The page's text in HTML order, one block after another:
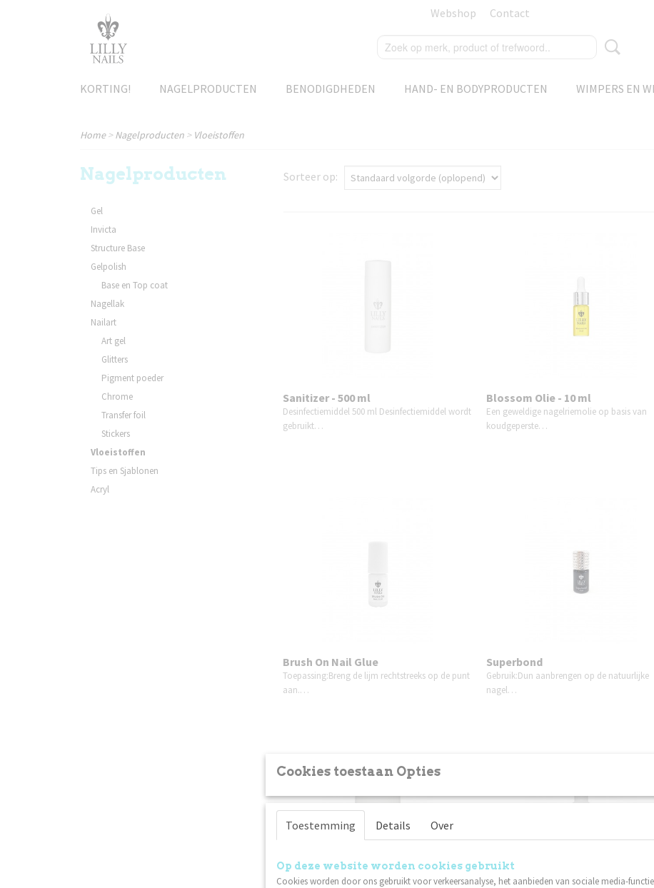
Webshop Contact
KORTING! NAGELPRODUCTEN BENODIGDHEDEN HAND- EN BODYPRODUCTEN WIMPERS EN
Home>Nagelproducten > Vloeistoffen
Nagelproducten
Gel
Invicta
Structure Base
Gelpolish
Base en Top coat
Nagellak
Nailart
Art gel
Glitters
Pigment poeder
Chrome
Transfer foil
Stickers
Vloeistoffen
Tips en Sjablonen
Acryl
Sorteer op:
Sanitizer - 500 ml
Desinfectiemiddel 500 ml Desinfectiemiddel wordt
gebruikt…
Blossom Olie - 10 ml
Een geweldige nagelriemolie op basis van
koudgeperste…
Brush On Nail Glue
Toepassing:Breng de lijm rechtstreeks op de punt
aan.…
Superbond
Gebruik:Dun aanbrengen op de natuurlijke
nagel…
Cookies toestaan Opties
Toestemming Details Over
Op deze website worden cookies gebruikt
Cookies worden door ons gebruikt voor verkeersanalyse, het aanbieden van sociale media-